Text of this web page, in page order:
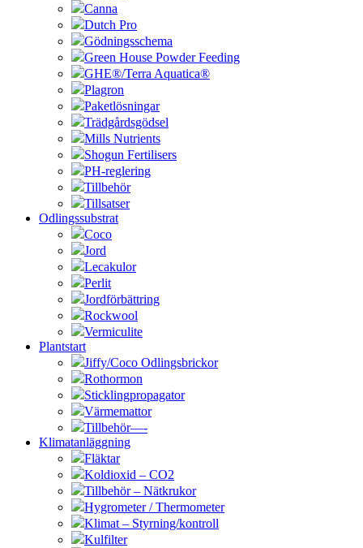
Canna
Dutch Pro
Gödningsschema
Green House Powder Feeding
GHE®/Terra Aquatica®
Plagron
Paketlösningar
Trädgårdsgödsel
Mills Nutrients
Shogun Fertilisers
PH-reglering
Tillbehör
Tillsatser
Odlingssubstrat
Coco
Jord
Lecakulor
Perlit
Jordförbättring
Rockwool
Vermiculite
Plantstart
Jiffy/Coco Odlingsbrickor
Rothormon
Sticklingpropagator
Värmemattor
Tillbehör—-
Klimatanläggning
Fläktar
Koldioxid – CO2
Tillbehör – Nätkrukor
Hygrometer / Thermometer
Klimat – Styrning/kontroll
Kulfilter